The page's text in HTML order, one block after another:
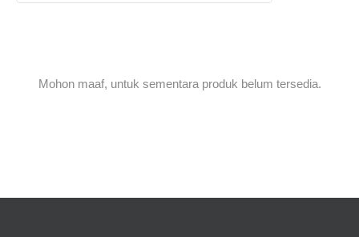
Mohon maaf, untuk sementara produk belum tersedia.